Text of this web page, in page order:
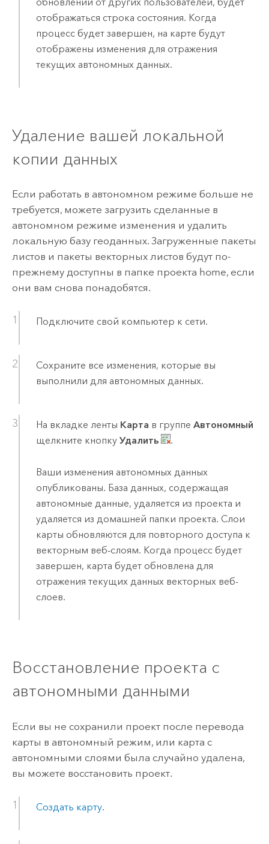
отображаться строка состояния. Когда
процесс будет завершен, на карте будут
отображены изменения для отражения
текущих автономных данных.
Удаление вашей локальной
копии данных
Если работать в автономном режиме больше не
требуется, можете загрузить сделанные в
автономном режиме изменения и удалить
локальную базу геоданных. Загруженные пакеты
листов и пакеты векторных листов будут по-
прежнему доступны в папке проекта home, если
они вам снова понадобятся.
Подключите свой компьютер к сети.
Сохраните все изменения, которые вы
выполнили для автономных данных.
На вкладке ленты Карта в группе Автономный
щелкните кнопку Удалить .
Ваши изменения автономных данных
опубликованы. База данных, содержащая
автономные данные, удаляется из проекта и
удаляется из домашней папки проекта. Слои
карты обновляются для повторного доступа к
векторным веб-слоям. Когда процесс будет
завершен, карта будет обновлена для
отражения текущих данных векторных веб-
слоев.
Восстановление проекта с
автономными данными
Если вы не сохранили проект после перевода
карты в автономный режим, или карта с
автономными слоями была случайно удалена,
вы можете восстановить проект.
Создать карту.